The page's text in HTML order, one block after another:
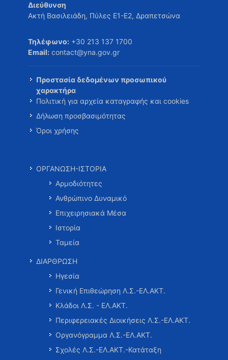
Διεύθυνση
Ακτή Βασιλειάδη, Πύλες Ε1-Ε2, Δραπετσώνα
Τηλέφωνο: +30 213 137 1700
Email: contact@yna.gov.gr
Προστασία δεδομένων προσωπικού
χαρακτήρα
Πολιτική για αρχεία καταγραφής και cookies
Δήλωση προσβασιμότητας
Όροι χρήσης
ΟΡΓΑΝΩΣΗ-ΙΣΤΟΡΙΑ
Αρμοδιότητες
Ανθρώπινο Δυναμικό
Επιχειρησιακά Μέσα
Ιστορία
Ταμεία
ΔΙΑΡΘΡΩΣΗ
Ηγεσία
Γενική Επιθεώρηση Λ.Σ.-ΕΛ.ΑΚΤ.
Κλάδοι Λ.Σ. - ΕΛ.ΑΚΤ.
Περιφερειακές Διοικήσεις Λ.Σ.-ΕΛ.ΑΚΤ.
Οργανόγραμμα Λ.Σ.-ΕΛ.ΑΚΤ.
Σχολές Λ.Σ.-ΕΛ.ΑΚΤ.-Κατάταξη